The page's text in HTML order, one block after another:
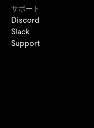
サポート
Discord
Slack
Support